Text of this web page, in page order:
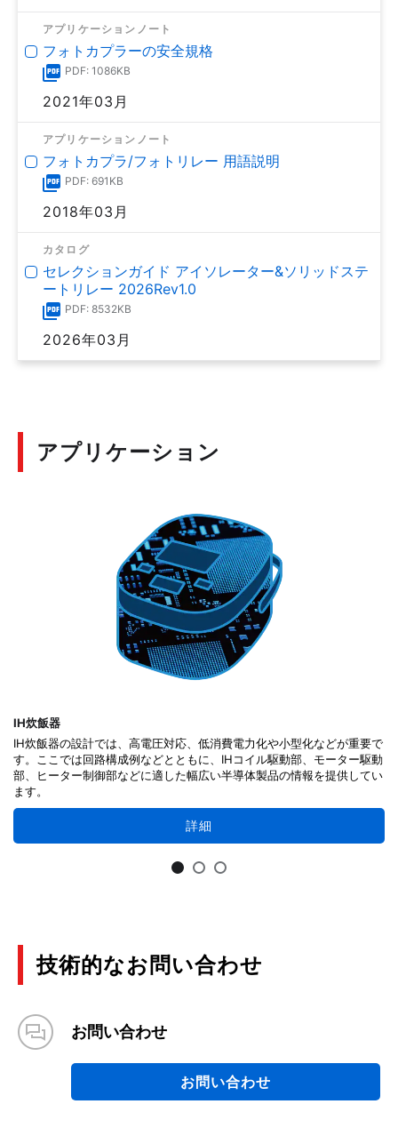
アプリケーションノート
フォトカプラーの安全規格
PDF: 1086KB
2021年03月
アプリケーションノート
フォトカプラ/フォトリレー 用語説明
PDF: 691KB
2018年03月
カタログ
セレクションガイド アイソレーター&ソリッドステ
ートリレー 2026Rev1.0
PDF: 8532KB
2026年03月
アプリケーション
IH炊飯器
IH炊飯器の設計では、高電圧対応、低消費電力化や小型化などが重要で
す。ここでは回路構成例などとともに、IHコイル駆動部、モーター駆動
部、ヒーター制御部などに適した幅広い半導体製品の情報を提供してい
ます。
詳細
技術的なお問い合わせ
お問い合わせ
お問い合わせ